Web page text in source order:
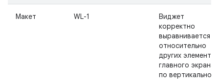
Макет WL-1
Виджет
корректно
выравнивается
относительно
других элементов
главного экрана
по вертикальной